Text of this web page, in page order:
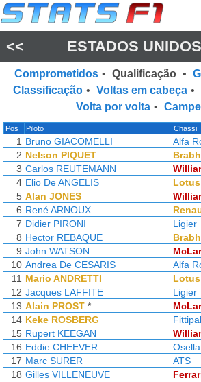
<< ESTADOS
Comprometidos • Qualificação •
Classificação • Voltas em cabeça •
Volta por volta •
Pos Piloto Chassi
1 Bruno GIACOMELLI Alfa
2 Nelson PIQUET
3 Carlos REUTEMANN
4 Elio De ANGELIS Lotus
5 Alan JONES
6 René ARNOUX
7 Didier PIRONI Ligier
8 Hector REBAQUE
9 John WATSON
10 Andrea De CESARIS Alfa
11 Mario ANDRETTI Lotus
12 Jacques LAFFITE Ligier
13 Alain PROST *
14 Keke ROSBERG
15 Rupert KEEGAN
16 Eddie CHEEVER Osella
17 Marc SURER ATS
18 Gilles VILLENEUVE